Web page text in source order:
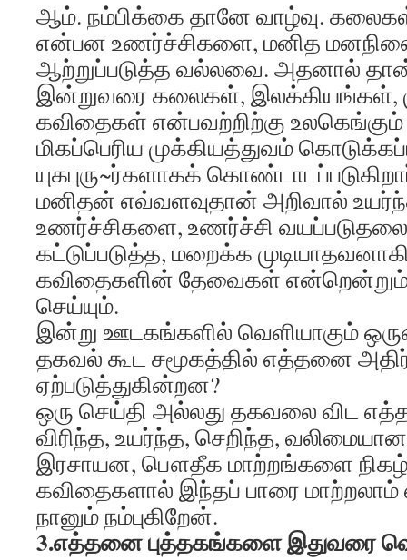
ஆம். நம்பிக்கை தானே வாழ்வு.
என்பன உணர்ச்சிகளை, மனித
ஆற்றுப்படுத்த வல்லவை. அதனால்
இன்றுவரை கலைகள், இலக்கியங்கள்,
கவிதைகள் என்பவற்றிற்கு
மிகப்பெரிய முக்கியத்துவம்
யுகபுரு~ர்களாகக்
மனிதன் எவ்வளவுதான் அறிவால்
உணர்ச்சிகளை, உணர்ச்சி
கட்டுப்படுத்த, மறைக்க
கவிதைகளின் தேவைகள்
செய்யும்.
இன்று ஊடகங்களில் வெளியாகும்
தகவல் கூட சமூகத்தில் எத்தனை
ஏற்படுத்துகின்றன?
ஒரு செய்தி அல்லது தகவலை விட
விரிந்த, உயர்ந்த, செறிந்த,
இரசாயன, பௌதீக மாற்றங்களை
கவிதைகளால் இந்தப் பாரை மாற்றலாம்
நானும் நம்புகிறேன்.
3.எத்தனை புத்தகங்களை இதுவரை